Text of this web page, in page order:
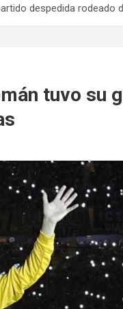
despedida rodeado
tuvo su